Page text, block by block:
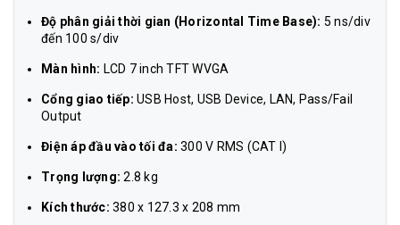
Độ phân giải thời gian (Horizontal Time Base): 5 ns/div
đến 100 s/div
Màn hình: LCD 7 inch TFT WVGA
Cổng giao tiếp: USB Host, USB Device, LAN, Pass/Fail
Output
Điện áp đầu vào tối đa: 300 V RMS (CAT I)
Trọng lượng: 2.8 kg
Kích thước: 380 x 127.3 x 208 mm